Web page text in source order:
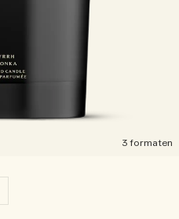
3 formaten